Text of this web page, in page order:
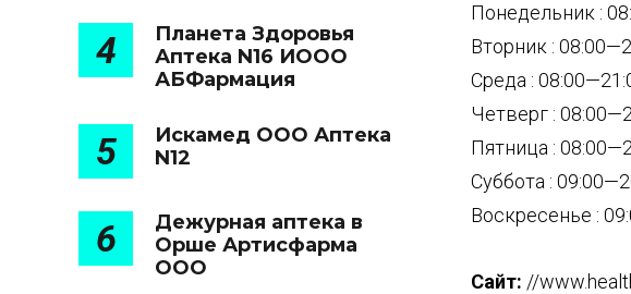
Понедельник :
Вторник :
Среда :
Четверг :
Пятница :
Суббота :
Воскресенье :
Сайт: //
4
Планета Здоровья
Аптека N16 ИООО
АБФармация
5
Искамед ООО Аптека
N12
6
Дежурная аптека в
Орше Артисфарма
ООО